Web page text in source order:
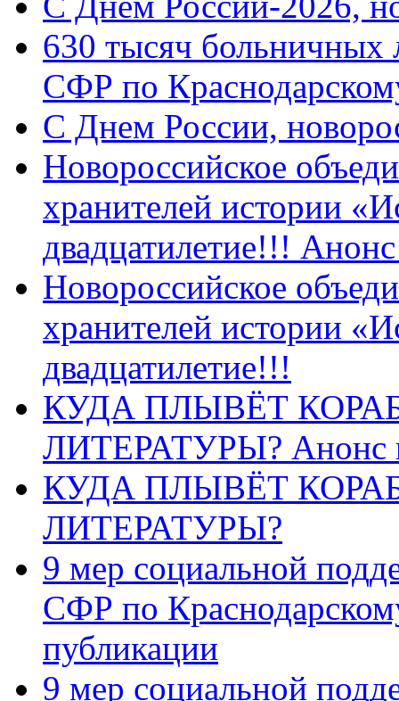
630 тысяч больничных
СФР по
C Днем России,
Новороссийское
хранителей истории
двадцатилетие!!!
Новороссийское
хранителей истории
двадцатилетие!!!
КУДА ПЛЫВЁТ
ЛИТЕРАТУРЫ? Анонс
КУДА ПЛЫВЁТ
ЛИТЕРАТУРЫ?
9 мер социальной
СФР по
публикации
9 мер социальной